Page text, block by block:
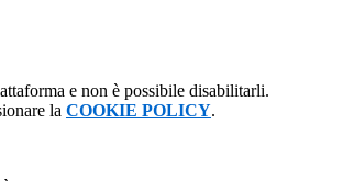
e non è possibile disabilitarli.
la COOKIE POLICY.